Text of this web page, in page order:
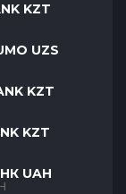
KZT
UZS
KZT
KZT
UAH